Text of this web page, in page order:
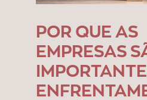
POR QUE AS
EMPRESAS